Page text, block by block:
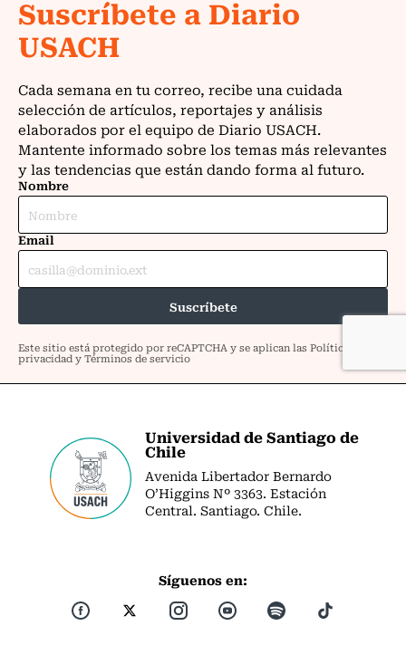
Universidad de Santiago de
Chile
Avenida Libertador Bernardo
O’Higgins Nº 3363. Estación
Central. Santiago. Chile.
Síguenos en: